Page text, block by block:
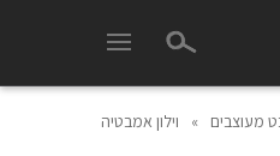
מעוצבים »
וילון אמבטיה